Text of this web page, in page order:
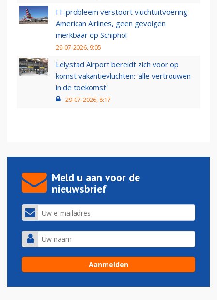
IT-probleem verstoort vluchtuitvoering
American Airlines, geen gevolgen
merkbaar op Schiphol
29-07-2026, 9:05
Lelystad Airport bereidt zich voor op
komst vakantievluchten: 'alle vertrouwen
in de toekomst'
29-07-2026, 8:17
Meld u aan voor de
nieuwsbrief